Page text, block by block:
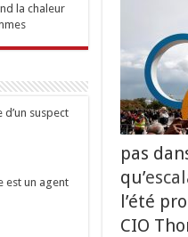
pas
qu’
l’été
CIO
la chaleur
suspect
est un agent